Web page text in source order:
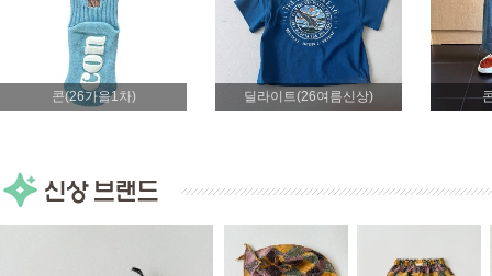
콘(26가을1차) 딜라이트(26여름신상)